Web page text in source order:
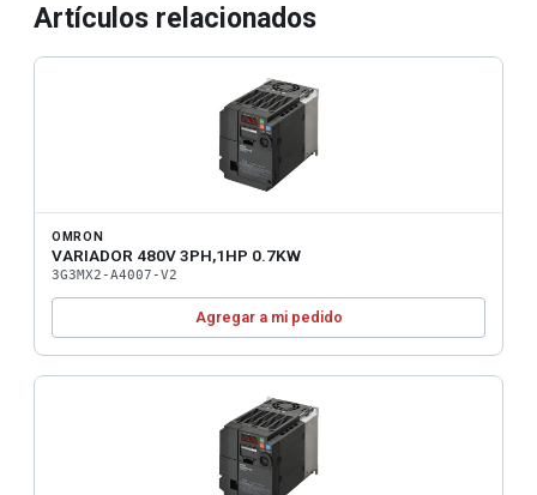
Artículos relacionados
OMRON
VARIADOR 480V 3PH,1HP 0.7KW
3G3MX2-A4007-V2
Agregar a mi pedido